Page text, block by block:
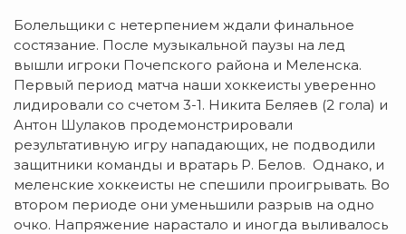
Болельщики с нетерпением ждали финальное
состязание. После музыкальной паузы на лед
вышли игроки Почепского района и Меленска.
Первый период матча наши хоккеисты уверенно
лидировали со счетом 3-1. Никита Беляев (2 гола) и
Антон Шулаков продемонстрировали
результативную игру нападающих, не подводили
защитники команды и вратарь Р. Белов. Однако, и
меленские хоккеисты не спешили проигрывать. Во
втором периоде они уменьшили разрыв на одно
очко. Напряжение нарастало и иногда выливалось